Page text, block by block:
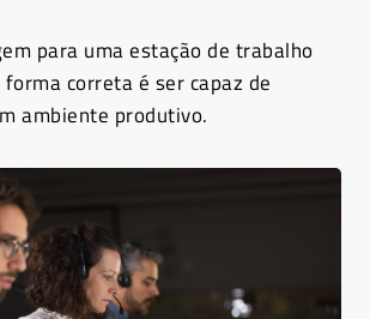
para uma estação de trabalho
correta é ser capaz de
ambiente produtivo.